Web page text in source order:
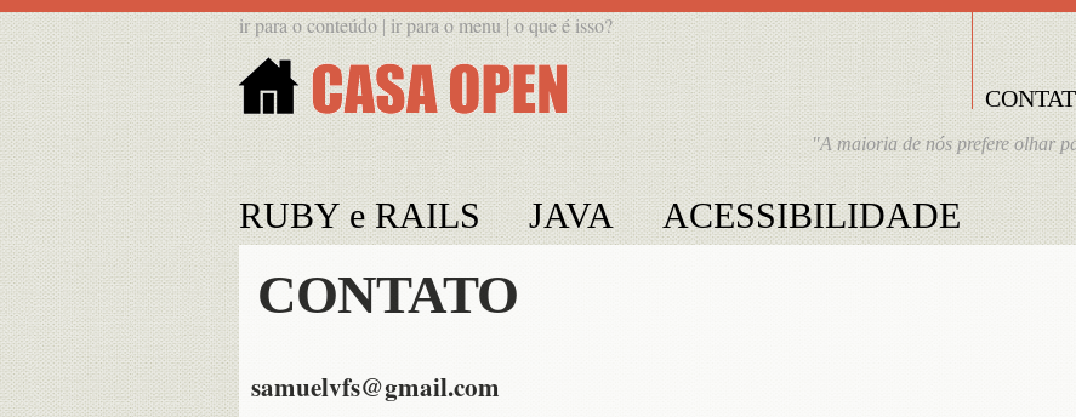
ir para o conteúdo| ir para o menu|o que é isso?
"A maioria de nós prefere olhar
RUBY e RAILS JAVA ACESSIBILIDADE
CONTATO
samuelvfs@gmail.com